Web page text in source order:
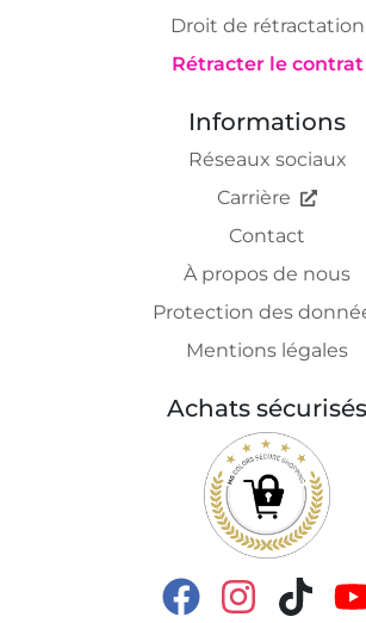
Droit de rétractation
Rétracter le contrat
Informations
Réseaux sociaux
Carrière
Contact
À propos de nous
Protection des
Mentions légales
Achats sécurisés